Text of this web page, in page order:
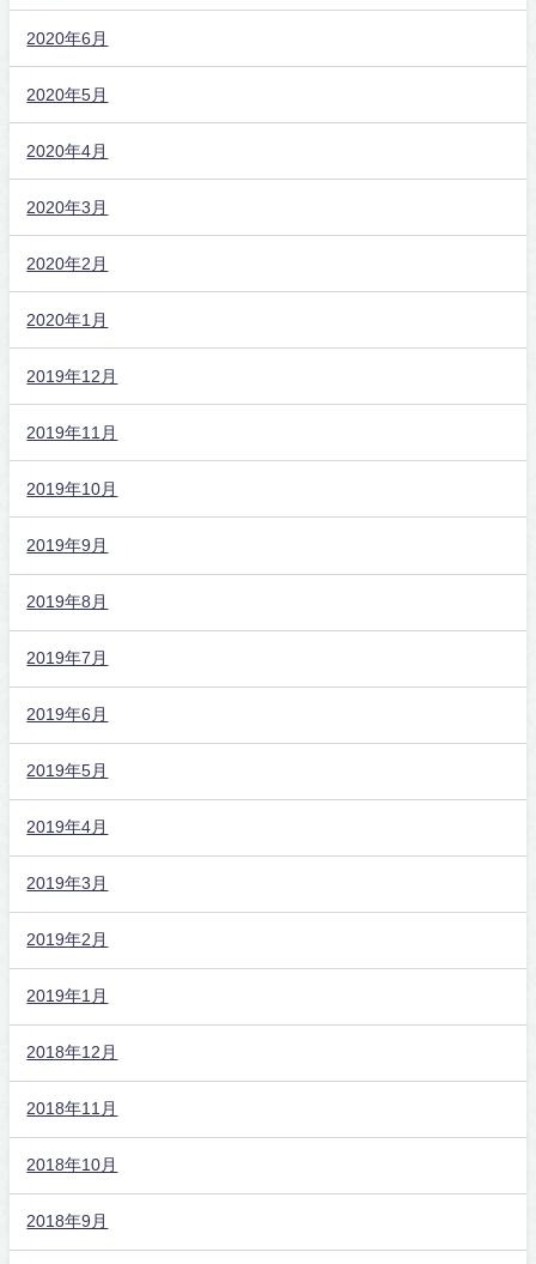
2020年6月
2020年5月
2020年4月
2020年3月
2020年2月
2020年1月
2019年12月
2019年11月
2019年10月
2019年9月
2019年8月
2019年7月
2019年6月
2019年5月
2019年4月
2019年3月
2019年2月
2019年1月
2018年12月
2018年11月
2018年10月
2018年9月